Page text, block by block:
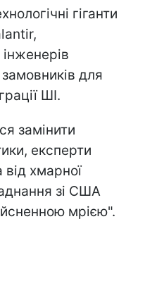
гіганти
для
ШІ.
замінити
експерти
хмарної
зі США
мрією".